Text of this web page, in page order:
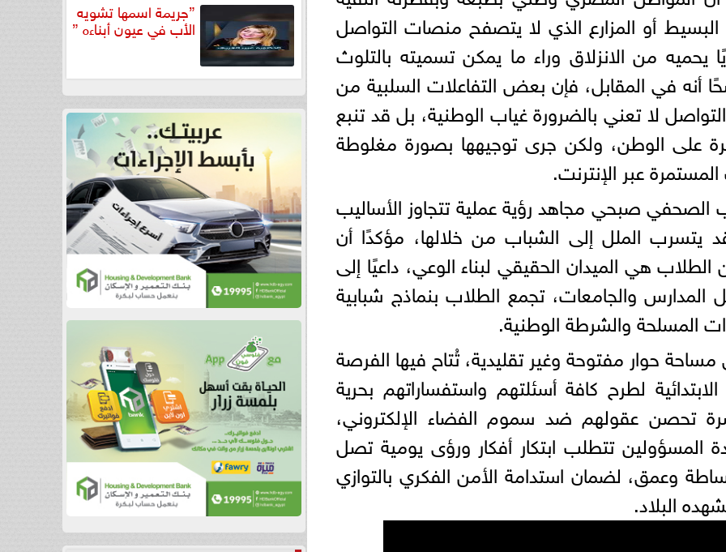
أو المزارع الذي لا يتصفح منصات التواصل
يحميه من الانزلاق وراء ما يمكن تسميته بالتلوث
أنه في المقابل، فإن بعض التفاعلات السلبية من
لا تعني بالضرورة غياب الوطنية، بل قد تنبع
على الوطن، ولكن جرى توجيهها بصورة مغلوطة
عبر الإنترنت.
الصحفي صبحي مجاهد رؤية عملية تتجاوز الأساليب
قد يتسرب الملل إلى الشباب من خلالها، مؤكدًا أن
هي الميدان الحقيقي لبناء الوعي، داعيًا إلى
المدارس والجامعات، تجمع الطلاب بنماذج شبابية
المسلحة والشرطة الوطنية.
حوار مفتوحة وغير تقليدية، تُتاح فيها الفرصة
لطرح كافة أسئلتهم واستفساراتهم بحرية
تحصن عقولهم ضد سموم الفضاء الإلكتروني،
تتطلب ابتكار أفكار ورؤى يومية تصل
وعمق، لضمان استدامة الأمن الفكري بالتوازي
البلاد.
”جريمة اسمها تشويه
الأب في عيون أبناءه ”